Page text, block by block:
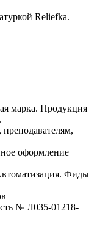
Reliefka.
марка. Продукция
оформление
Фиды
№ Л035-01218-